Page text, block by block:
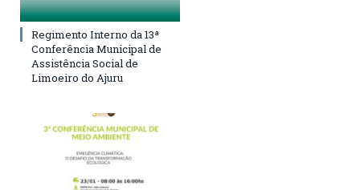
Regimento Interno da 13ª
Conferência Municipal de
Assistência Social de
Limoeiro do Ajuru